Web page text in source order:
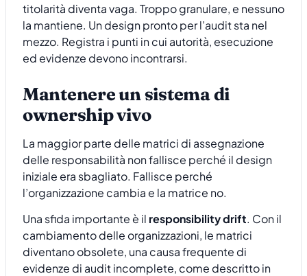
titolarità diventa vaga. Troppo granulare, e nessuno
la mantiene. Un design pronto per l’audit sta nel
mezzo. Registra i punti in cui autorità, esecuzione
ed evidenze devono incontrarsi.
Mantenere un sistema di
ownership vivo
La maggior parte delle matrici di assegnazione
delle responsabilità non fallisce perché il design
iniziale era sbagliato. Fallisce perché
l’organizzazione cambia e la matrice no.
Una sfida importante è il responsibility drift. Con il
cambiamento delle organizzazioni, le matrici
diventano obsolete, una causa frequente di
evidenze di audit incomplete, come descritto in